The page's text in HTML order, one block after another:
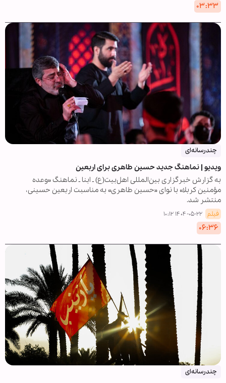
۰۳:۳۳
چندرسانه‌ای
ویدیو | نماهنگ جدید حسین طاهری برای اربعین
به گزارش خبرگزاری بین‌المللی اهل‌بیت(ع) ـ ابنا ـ نماهنگ «وعده
مؤمنین کربلا» با نوای «حسین طاهری» به مناسبت اربعین حسینی،
منتشر شد.
فیلم ۱۴۰۴-۰۵-۲۲ ۱۰:۱۲
۰۶:۳۶
چندرسانه‌ای